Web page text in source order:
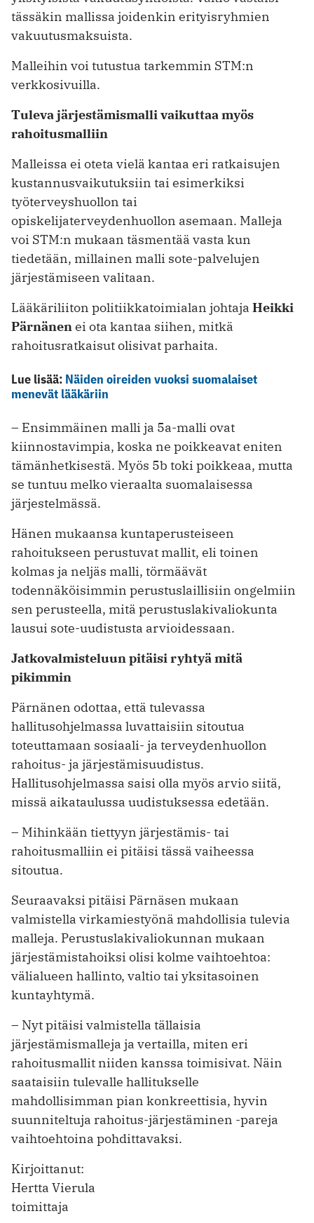
tässäkin mallissa joidenkin erityisryhmien
vakuutusmaksuista.
Malleihin voi tutustua tarkemmin STM:n
verkkosivuilla.
Tuleva järjestämismalli vaikuttaa myös
rahoitusmalliin
Malleissa ei oteta vielä kantaa eri ratkaisujen
kustannusvaikutuksiin tai esimerkiksi
työterveyshuollon tai
opiskelijaterveydenhuollon asemaan. Malleja
voi STM:n mukaan täsmentää vasta kun
tiedetään, millainen malli sote-palvelujen
järjestämiseen valitaan.
Lääkäriliiton politiikkatoimialan johtaja Heikki
Pärnänenei ota kantaa siihen, mitkä
rahoitusratkaisut olisivat parhaita.
Lue lisää: Näiden oireiden vuoksi suomalaiset
menevät lääkäriin
– Ensimmäinen malli ja 5a-malli ovat
kiinnostavimpia, koska ne poikkeavat eniten
tämänhetkisestä. Myös 5b toki poikkeaa, mutta
se tuntuu melko vieraalta suomalaisessa
järjestelmässä.
Hänen mukaansa kuntaperusteiseen
rahoitukseen perustuvat mallit, eli toinen
kolmas ja neljäs malli, törmäävät
todennäköisimmin perustuslaillisiin ongelmiin
sen perusteella, mitä perustuslakivaliokunta
lausui sote-uudistusta arvioidessaan.
Jatkovalmisteluun pitäisi ryhtyä mitä
pikimmin
Pärnänen odottaa, että tulevassa
hallitusohjelmassa luvattaisiin sitoutua
toteuttamaan sosiaali- ja terveydenhuollon
rahoitus- ja järjestämisuudistus.
Hallitusohjelmassa saisi olla myös arvio siitä,
missä aikataulussa uudistuksessa edetään.
– Mihinkään tiettyyn järjestämis- tai
rahoitusmalliin ei pitäisi tässä vaiheessa
sitoutua.
Seuraavaksi pitäisi Pärnäsen mukaan
valmistella virkamiestyönä mahdollisia tulevia
malleja. Perustuslakivaliokunnan mukaan
järjestämistahoiksi olisi kolme vaihtoehtoa:
välialueen hallinto, valtio tai yksitasoinen
kuntayhtymä.
– Nyt pitäisi valmistella tällaisia
järjestämismalleja ja vertailla, miten eri
rahoitusmallit niiden kanssa toimisivat. Näin
saataisiin tulevalle hallitukselle
mahdollisimman pian konkreettisia, hyvin
suunniteltuja rahoitus-järjestäminen -pareja
vaihtoehtoina pohdittavaksi.
Kirjoittanut:
Hertta Vierula
toimittaja